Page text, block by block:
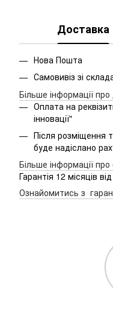
Доставка
Нова Пошта
Самовивіз зі
Більше інформації
Оплата на
інновації"
Після розміщення
буде надіслано
Більше інформації
Гарантія 12 місяців
Ознайомитись з